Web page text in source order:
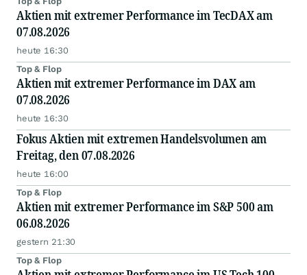
Aktien mit extremer Performance im TecDAX am
07.08.2026
heute 16:30
Top & Flop
Aktien mit extremer Performance im DAX am
07.08.2026
heute 16:30
Fokus Aktien mit extremen Handelsvolumen am
Freitag, den 07.08.2026
heute 16:00
Top & Flop
Aktien mit extremer Performance im S&P 500 am
06.08.2026
gestern 21:30
Top & Flop